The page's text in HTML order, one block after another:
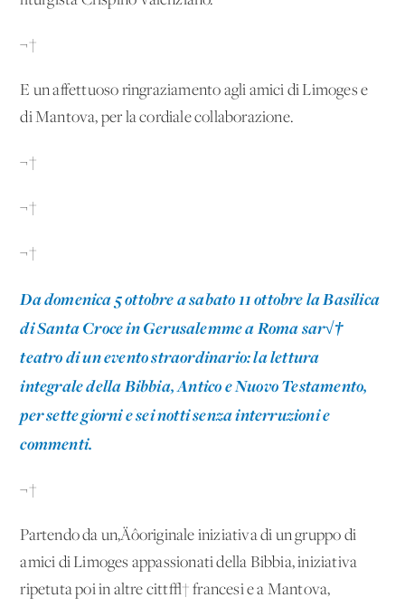
¬†
E un affettuoso ringraziamento agli amici di Limoges e
di Mantova, per la cordiale collaborazione.
¬†
¬†
¬†
Da domenica 5 ottobre a sabato 11 ottobrela Basilica
di Santa Croce in Gerusalemme a Roma sar√†
teatro di un evento straordinario: la lettura
integrale della Bibbia, Antico e Nuovo Testamento,
per sette giorni e sei notti senza interruzioni e
commenti.
¬†
Partendo da un‚Äôoriginale iniziativa di un gruppo di
amici di Limoges appassionati della Bibbia, iniziativa
ripetuta poi in altre citt√† francesi e a Mantova,